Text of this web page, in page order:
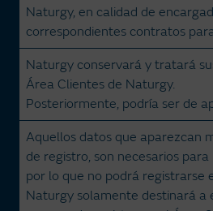
Naturgy, en calidad de
correspondientes contratos
Naturgy conservará y tratará
Área Clientes de Naturgy.
Posteriormente, podría ser de
Aquellos datos que aparezcan
de registro, son necesarios
por lo que no podrá registrarse
Naturgy solamente destinará a